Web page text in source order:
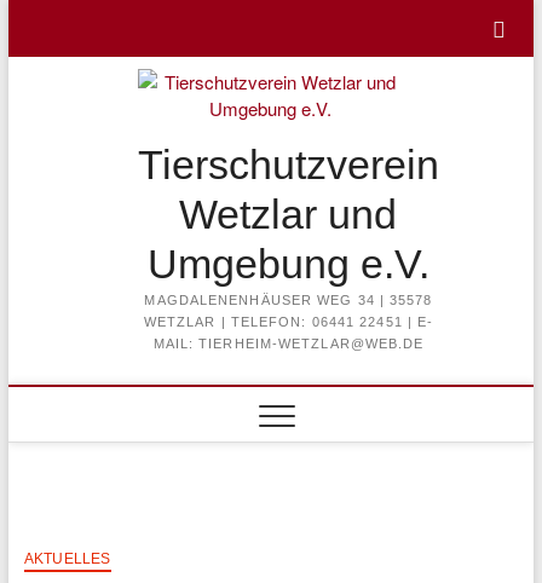
content
Tierschutzverein
Wetzlar und
Umgebung e.V.
MAGDALENENHÄUSER WEG 34 | 35578
WETZLAR | TELEFON: 06441 22451 | E-
MAIL: TIERHEIM-WETZLAR@WEB.DE
AKTUELLES